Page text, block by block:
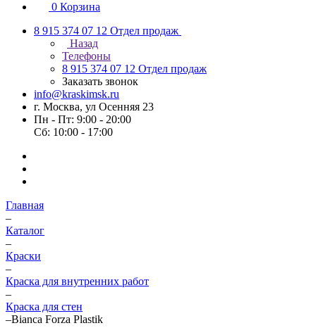
0 Корзина
8 915 374 07 12 Отдел продаж
Назад
Телефоны
8 915 374 07 12 Отдел продаж
Заказать звонок
info@kraskimsk.ru
г. Москва, ул Осенняя 23
Пн - Пт: 9:00 - 20:00
Сб: 10:00 - 17:00
Главная
–
Каталог
–
Краски
–
Краска для внутренних работ
–
Краска для стен
–Bianca Forza Plastik